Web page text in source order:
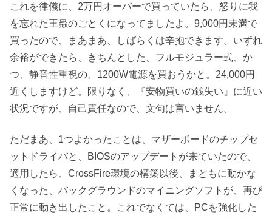
これを律儀に、2万円オーバーで買っていたら、怒りに我
を忘れた王蟲のごとくになってましたよ。9,000円未満で
買ったので、まあまあ、しばらくは辛抱できます。いずれ
余裕ができたら、きちんとした、フルモジュラー式、か
つ、静音性重視の、1200W電源を買おうかと。24,000円
近くしますけど。限りなく、『安物買いの銭失い』に近い
状況ですが、自己責任なので、文句は言いません。
ただまあ、1つよかったことは、マザーボードのチップセ
ットドライバと、BIOSのアップデートが来ていたので、
適用したら、CrossFire環境の構築以後、まともに動かな
くなった、バックグラウンドのマイニングソフトが、再び
正常に動き出したこと。これでなくては、PCを強化した